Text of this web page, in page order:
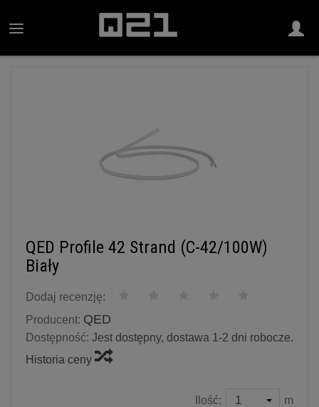
QED Profile 42 Strand (C-42/100W)
Biały
Dodaj recenzję:
Producent: QED
Dostępność: Jest dostępny, dostawa 1-2 dni robocze.
Historia ceny
Ilość: m